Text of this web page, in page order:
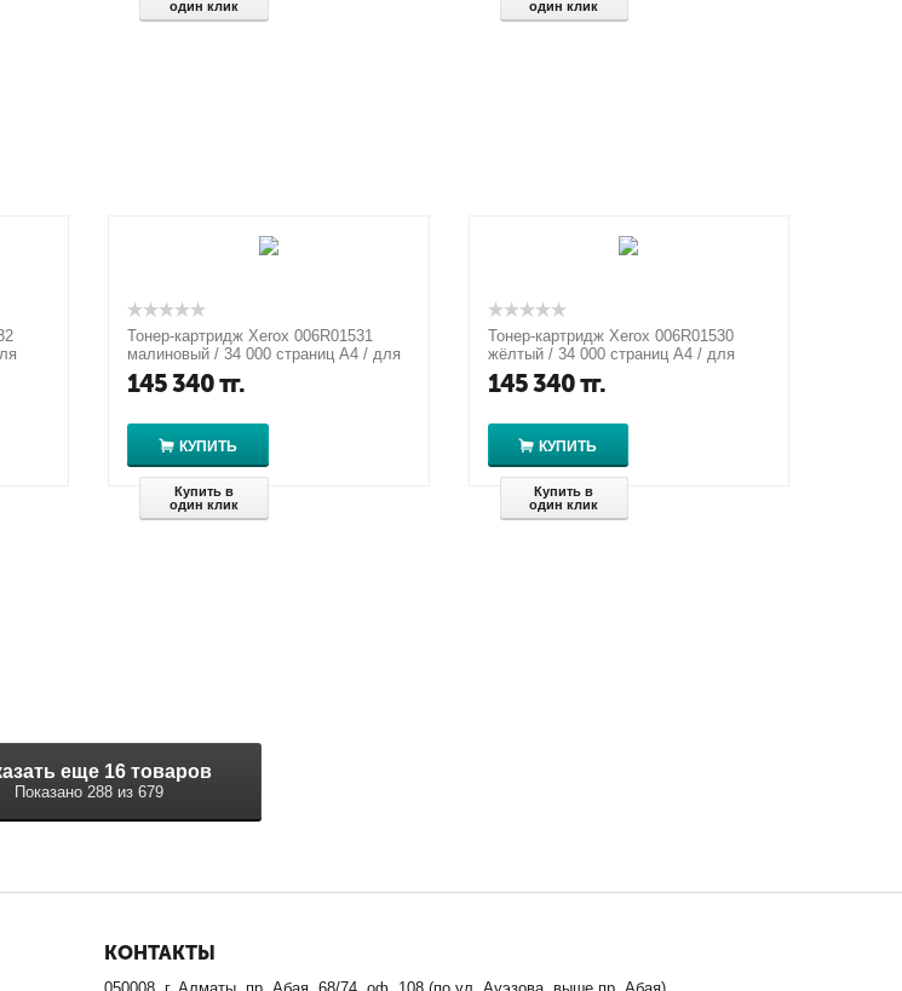
один клик
один клик
Тонер-картридж Xerox 006R01531
малиновый / 34 000 страниц А4 / для
Xerox Color 550/560/570
145 340тг.
КУПИТЬ
Купить в
один клик
Тонер-картридж Xerox 006R01530
жёлтый / 34 000 страниц А4 / для
Xerox Color 550/560/570
145 340тг.
КУПИТЬ
Купить в
один клик
Показать еще 16 товаров
Показано 288 из 679
КОНТАКТЫ